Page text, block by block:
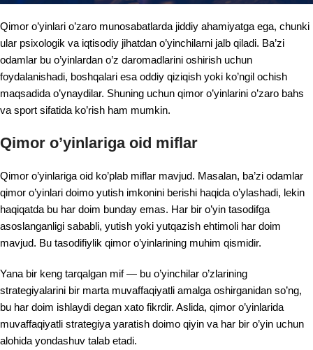
Qimor o’yinlari o’zaro munosabatlarda jiddiy ahamiyatga ega, chunki
ular psixologik va iqtisodiy jihatdan o’yinchilarni jalb qiladi. Ba’zi
odamlar bu o’yinlardan o’z daromadlarini oshirish uchun
foydalanishadi, boshqalari esa oddiy qiziqish yoki ko’ngil ochish
maqsadida o’ynaydilar. Shuning uchun qimor o’yinlarini o’zaro bahs
va sport sifatida ko’rish ham mumkin.
Qimor o’yinlariga oid miflar
Qimor o’yinlariga oid ko’plab miflar mavjud. Masalan, ba’zi odamlar
qimor o’yinlari doimo yutish imkonini berishi haqida o’ylashadi, lekin
haqiqatda bu har doim bunday emas. Har bir o’yin tasodifga
asoslanganligi sababli, yutish yoki yutqazish ehtimoli har doim
mavjud. Bu tasodifiylik qimor o’yinlarining muhim qismidir.
Yana bir keng tarqalgan mif — bu o’yinchilar o’zlarining
strategiyalarini bir marta muvaffaqiyatli amalga oshirganidan so’ng,
bu har doim ishlaydi degan xato fikrdir. Aslida, qimor o’yinlarida
muvaffaqiyatli strategiya yaratish doimo qiyin va har bir o’yin uchun
alohida yondashuv talab etadi.